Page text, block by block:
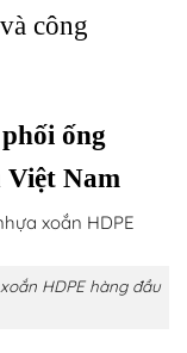
công
ống
Việt Nam
HDPE hàng đầu